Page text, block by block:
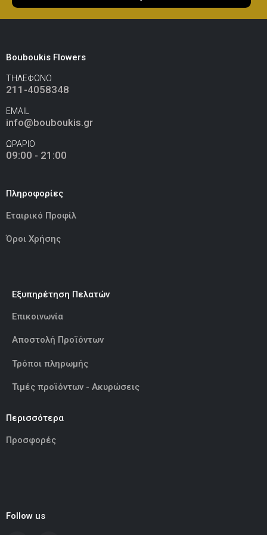
Ελεφαντάκι Ροζ 50εκ(€70.00)
Καμηλοπάρδαλη 80εκ
Bouboukis Flowers
ΤΗΛΕΦΩΝΟ
211-4058348
EMAIL
info@bouboukis.gr
ΩΡΑΡΙΟ
09:00 - 21:00
Πληροφορίες
Εταιρικό Προφίλ
Όροι Χρήσης
Εξυπηρέτηση Πελατών
Επικοινωνία
Αποστολή Προϊόντων
Τρόποι πληρωμής
Τιμές προϊόντων - Ακυρώσεις
Περισσότερα
Προσφορές
Follow us